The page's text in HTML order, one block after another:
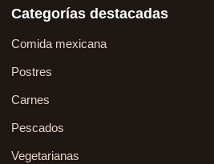
Categorías destacadas
Comida mexicana
Postres
Carnes
Pescados
Vegetarianas